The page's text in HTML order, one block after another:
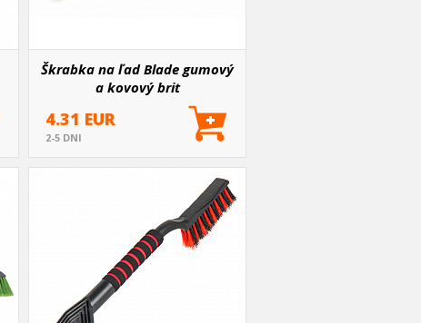
Škrabka na ľad Blade gumový
a kovový brit
4.31 EUR
2-5 DNI